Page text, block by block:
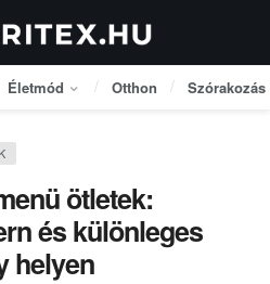
Életmód Otthon Szórakozás
ötletek:
és különleges
helyen